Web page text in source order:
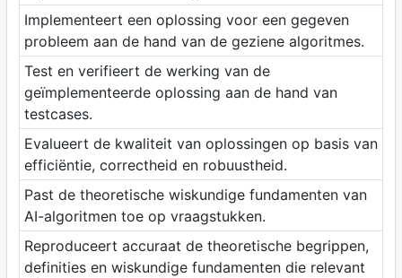
Implementeert een oplossing voor een gegeven
probleem aan de hand van de geziene algoritmes.
Test en verifieert de werking van de
geïmplementeerde oplossing aan de hand van
testcases.
Evalueert de kwaliteit van oplossingen op basis van
efficiëntie, correctheid en robuustheid.
Past de theoretische wiskundige fundamenten van
AI-algoritmen toe op vraagstukken.
Reproduceert accuraat de theoretische begrippen,
definities en wiskundige fundamenten die relevant